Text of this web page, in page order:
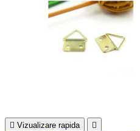
 Vizualizare rapida 